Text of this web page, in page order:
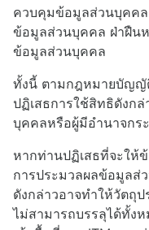
ควบคุมข้อมูลส่วนบุคคล
ข้อมูลส่วนบุคคล ฝ่าฝืน
ข้อมูลส่วนบุคคล
ทั้งนี้ ตามกฎหมายบัญญั
ปฏิเสธการใช้สิทธิดังก
บุคคลหรือผู้มีอำนาจกร
หากท่านปฏิเสธที่จะให้
การประมวลผลข้อมูลส่
ดังกล่าวอาจทำให้วัตถุ
ไม่สามารถบรรลุได้ทั้ง